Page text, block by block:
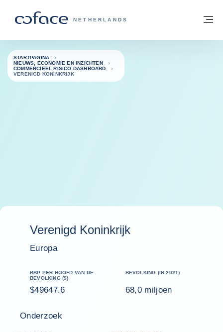
COFACE, FOR TRADE - GROEP
NETHERLANDS
Terug naar startpagina
STARTPAGINA
NIEUWS, ECONOMIE EN INZICHTEN
COMMERCIEEL RISICO DASHBOARD
VERENIGD KONINKRIJK
Verenigd Koninkrijk
Europa
BBP PER HOOFD VAN DE
BEVOLKING ($)
$49647.6
BEVOLKING (IN 2021)
68,0 miljoen
Onderzoek